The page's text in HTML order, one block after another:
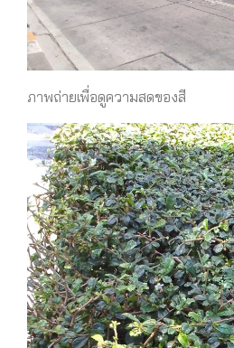
ภาพถ่ายเพื่อดูความสดของสี